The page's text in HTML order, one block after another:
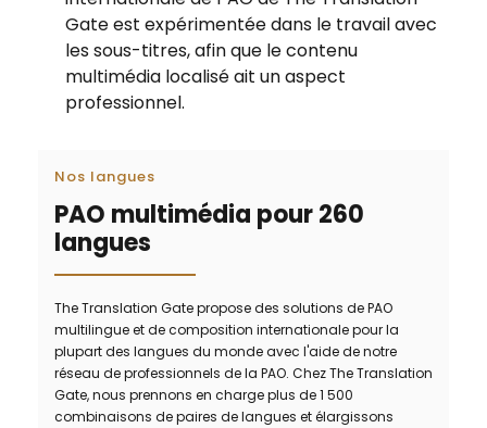
Gate est expérimentée dans le travail avec
les sous-titres, afin que le contenu
multimédia localisé ait un aspect
professionnel.
Nos langues
PAO multimédia pour 260
langues
The Translation Gate propose des solutions de PAO
multilingue et de composition internationale pour la
plupart des langues du monde avec l'aide de notre
réseau de professionnels de la PAO. Chez The Translation
Gate, nous prennons en charge plus de 1 500
combinaisons de paires de langues et élargissons